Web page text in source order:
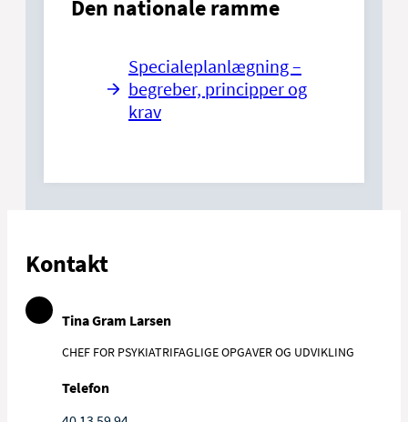
Den nationale ramme
Specialeplanlægning –
begreber, principper og
krav
Kontakt
Tina Gram Larsen
CHEF FOR PSYKIATRIFAGLIGE OPGAVER OG UDVIKLING
Telefon